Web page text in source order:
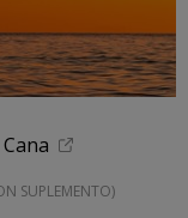
SUPLEMENTO)